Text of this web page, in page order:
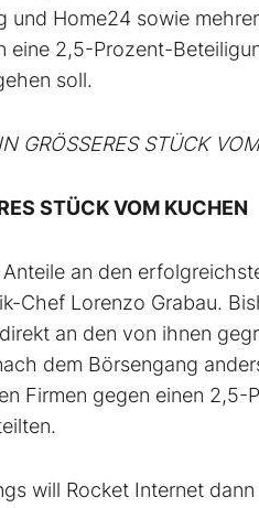
und Home24 sowie
eine 2,5-Prozent-
soll.
GRÖSSERES STÜCK
STÜCK VOM KUCHEN
an den
Chef Lorenzo Grabau.
an den von ihnen
dem Börsengang
Firmen gegen einen
will Rocket Internet